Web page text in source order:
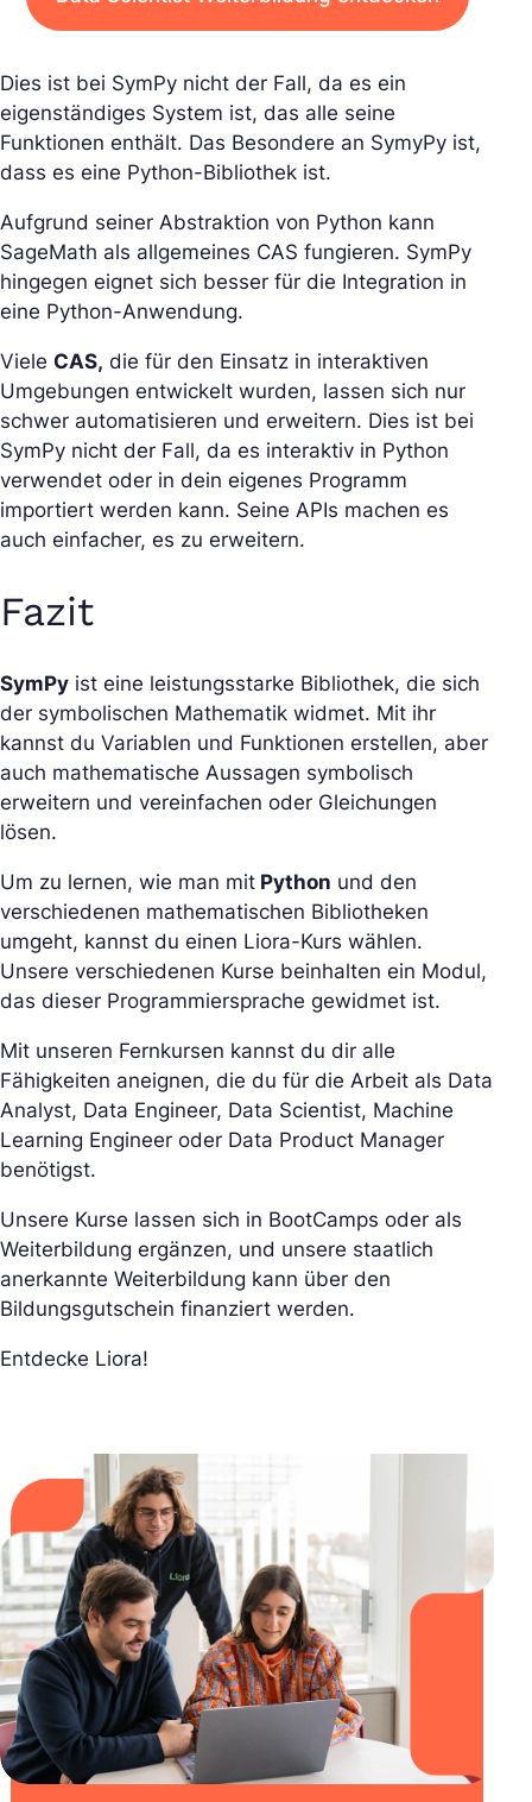
Dies ist bei SymPy nicht der Fall, da es ein
eigenständiges System ist, das alle seine
Funktionen enthält. Das Besondere an SymyPy ist,
dass es eine Python-Bibliothek ist.
Aufgrund seiner Abstraktion von Python kann
SageMath als allgemeines CAS fungieren. SymPy
hingegen eignet sich besser für die Integration in
eine Python-Anwendung.
Viele CAS, die für den Einsatz in interaktiven
Umgebungen entwickelt wurden, lassen sich nur
schwer automatisieren und erweitern. Dies ist bei
SymPy nicht der Fall, da es interaktiv in Python
verwendet oder in dein eigenes Programm
importiert werden kann. Seine APIs machen es
auch einfacher, es zu erweitern.
Fazit
SymPy ist eine leistungsstarke Bibliothek, die sich
der symbolischen Mathematik widmet. Mit ihr
kannst du Variablen und Funktionen erstellen, aber
auch mathematische Aussagen symbolisch
erweitern und vereinfachen oder Gleichungen
lösen.
Um zu lernen, wie man mit Python und den
verschiedenen mathematischen Bibliotheken
umgeht, kannst du einen Liora-Kurs wählen.
Unsere verschiedenen Kurse beinhalten ein Modul,
das dieser Programmiersprache gewidmet ist.
Mit unseren Fernkursen kannst du dir alle
Fähigkeiten aneignen, die du für die Arbeit als Data
Analyst, Data Engineer, Data Scientist, Machine
Learning Engineer oder Data Product Manager
benötigst.
Unsere Kurse lassen sich in BootCamps oder als
Weiterbildung ergänzen, und unsere staatlich
anerkannte Weiterbildung kann über den
Bildungsgutschein finanziert werden.
Entdecke Liora!